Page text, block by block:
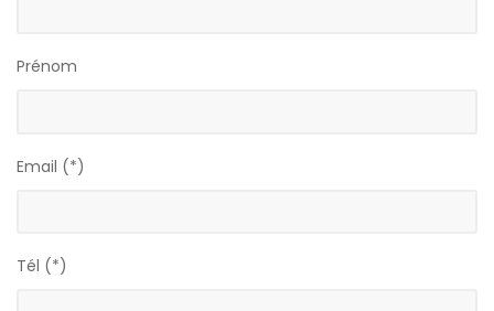
Prénom
Email (*)
Tél (*)